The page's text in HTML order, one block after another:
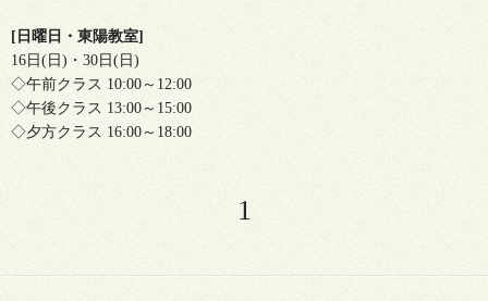
[日曜日・東陽教室]
16日(日)・30日(日)
◇午前クラス 10:00～12:00
◇午後クラス 13:00～15:00
◇夕方クラス 16:00～18:00
1